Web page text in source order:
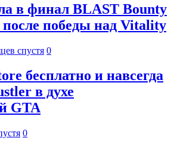
в финал BLAST Bounty
победы над Vitality
спустя 0
бесплатно и навсегда
в духе
GTA
0